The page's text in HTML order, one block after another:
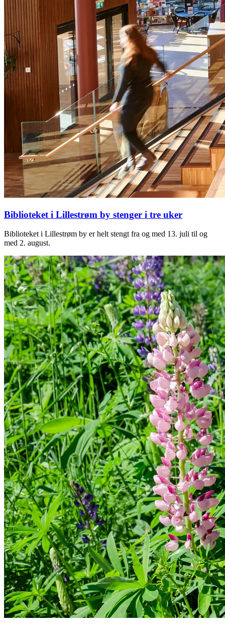
Biblioteket i Lillestrøm by stenger i tre uker
Biblioteket i Lillestrøm by er helt stengt fra og med 13. juli til og
med 2. august.